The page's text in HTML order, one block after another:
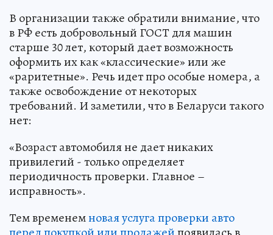
В организации также обратили внимание, что
в РФ есть добровольный ГОСТ для машин
старше 30 лет, который дает возможность
оформить их как «классические» или же
«раритетные». Речь идет про особые номера, а
также освобождение от некоторых
требований. И заметили, что в Беларуси такого
нет:
«Возраст автомобиля не дает никаких
привилегий - только определяет
периодичность проверки. Главное –
исправность».
Тем временемновая услуга проверки авто